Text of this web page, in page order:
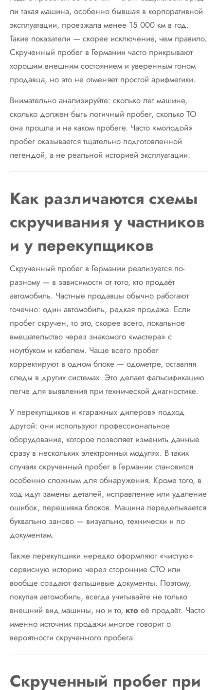
ли такая машина, особенно бывшая в корпоративной
эксплуатации, проезжала менее 15 000 км в год.
Такие показатели — скорее исключение, чем правило.
Скрученный пробег в Германии часто прикрывают
хорошим внешним состоянием и уверенным тоном
продавца, но это не отменяет простой арифметики.
Внимательно анализируйте: сколько лет машине,
сколько должен быть логичный пробег, сколько ТО
она прошла и на каком пробеге. Часто «молодой»
пробег оказывается тщательно подготовленной
легендой, а не реальной историей эксплуатации.
Как различаются схемы
скручивания у частников
и у перекупщиков
Скрученный пробег в Германии реализуется по-
разному — в зависимости от того, кто продаёт
автомобиль. Частные продавцы обычно работают
точечно: один автомобиль, редкая продажа. Если
пробег скручен, то это, скорее всего, локальное
вмешательство через знакомого «мастера» с
ноутбуком и кабелем. Чаще всего пробег
корректируют в одном блоке — одометре, оставляя
следы в других системах. Это делает фальсификацию
легче для выявления при технической диагностике.
У перекупщиков и «гаражных дилеров» подход
другой: они используют профессиональное
оборудование, которое позволяет изменить данные
сразу в нескольких электронных модулях. В таких
случаях скрученный пробег в Германии становится
особенно сложным для обнаружения. Кроме того, в
ход идут замены деталей, исправление или удаление
ошибок, перешивка блоков. Машина переделывается
буквально заново — визуально, технически и по
документам.
Также перекупщики нередко оформляют «чистую»
сервисную историю через сторонние СТО или
вообще создают фальшивые документы. Поэтому,
покупая автомобиль, всегда учитывайте не только
внешний вид машины, но и то, кто её продаёт. Часто
именно источник продажи многое говорит о
вероятности скрученного пробега.
Скрученный пробег при